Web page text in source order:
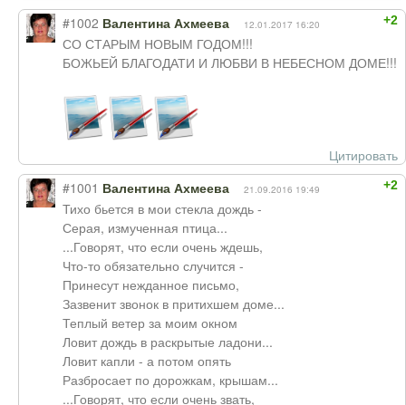
+2
#1002 Валентина Ахмеева 12.01.2017 16:20
СО СТАРЫМ НОВЫМ ГОДОМ!!!
БОЖЬЕЙ БЛАГОДАТИ И ЛЮБВИ В НЕБЕСНОМ ДОМЕ!!!
Цитировать
+2
#1001 Валентина Ахмеева 21.09.2016 19:49
Тихо бьется в мои стекла дождь -
Серая, измученная птица...
...Говорят, что если очень ждешь,
Что-то обязательно случится -
Принесут нежданное письмо,
Зазвенит звонок в притихшем доме...
Теплый ветер за моим окном
Ловит дождь в раскрытые ладони...
Ловит капли - а потом опять
Разбросает по дорожкам, крышам...
...Говорят, что если очень звать,